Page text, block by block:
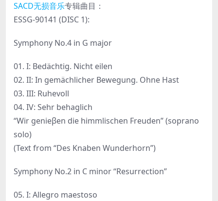
SACD无损音乐专辑曲目：
ESSG-90141 (DISC 1):
Symphony No.4 in G major
01. I: Bedächtig. Nicht eilen
02. II: In gemächlicher Bewegung. Ohne Hast
03. III: Ruhevoll
04. IV: Sehr behaglich
“Wir genieβen die himmlischen Freuden” (soprano
solo)
(Text from “Des Knaben Wunderhorn”)
Symphony No.2 in C minor “Resurrection”
05. I: Allegro maestoso